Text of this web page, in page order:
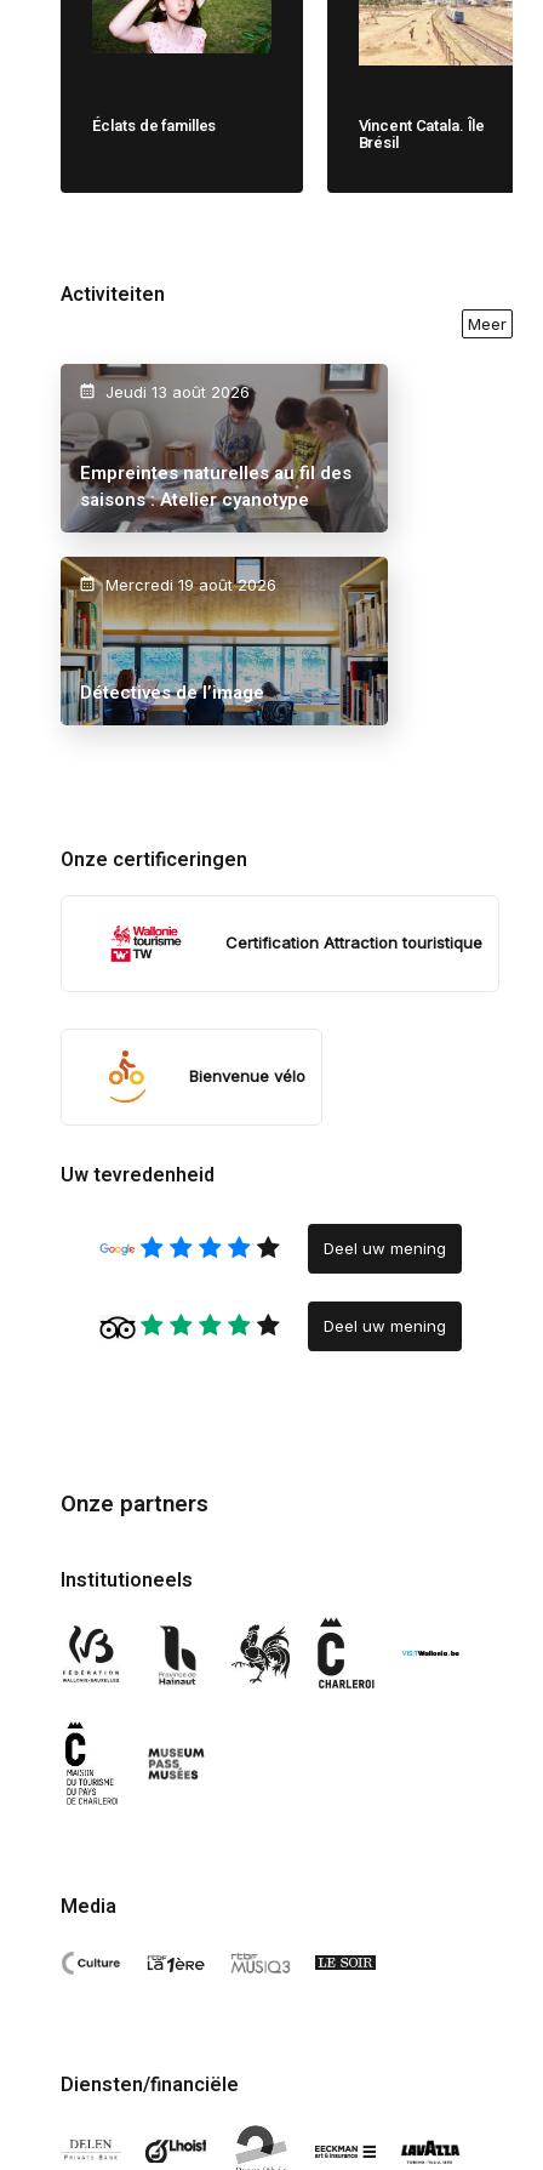
Éclats de familles Vincent Catala. Île
Brésil
Activiteiten
Meer
Jeudi 13 août 2026
Empreintes naturelles au fil des
saisons : Atelier cyanotype
Mercredi 19 août 2026
Détectives de l’image
Onze certificeringen
Certification Attraction touristique
Bienvenue vélo
Uw tevredenheid
Deel uw mening
Deel uw mening
Onze partners
Institutioneels
Media
Diensten/financiële